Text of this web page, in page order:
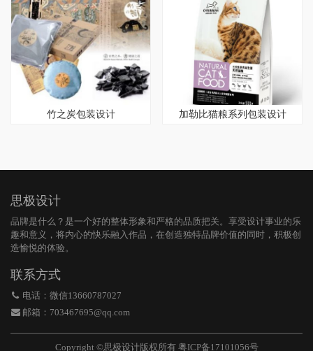
竹之炭包装设计 加勒比猫粮系列包装设计
思极设计
品牌是什么？是一个好的整体形象和严格的品质把关。享受设计事业的乐
趣和意义，将内心的快乐融入作品，在创造独特品牌价值的同时，积极创
造愉悦的体验。
联系方式
电话：微信13660787027
邮箱：703467695@qq.com
Copyright ©思极设计版权所有 粤ICP备17101056号